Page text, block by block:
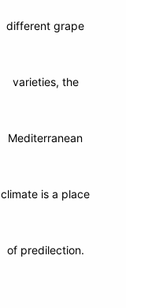
different grape
varieties, the
Mediterranean
climate is a place
of predilection.